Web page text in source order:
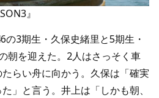
』
3期生・久保史緒里と5期生・
朝を迎えた。2人はさっそく車
らい舟に向かう。久保は「確実
」と言う。井上は「しかも朝、